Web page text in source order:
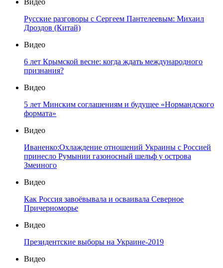
Видео
Русские разговоры с Сергеем Пантелеевым: Михаил
Дроздов (Китай)
Видео
6 лет Крымской весне: когда ждать международного
признания?
Видео
5 лет Минским соглашениям и будущее «Нормандского
формата»
Видео
Иваненко:Охлаждение отношений Украины с Россией
принесло Румынии газоносный шельф у острова
Змеиного
Видео
Как Россия завоёвывала и осваивала Северное
Причерноморье
Видео
Президентские выборы на Украине-2019
Видео